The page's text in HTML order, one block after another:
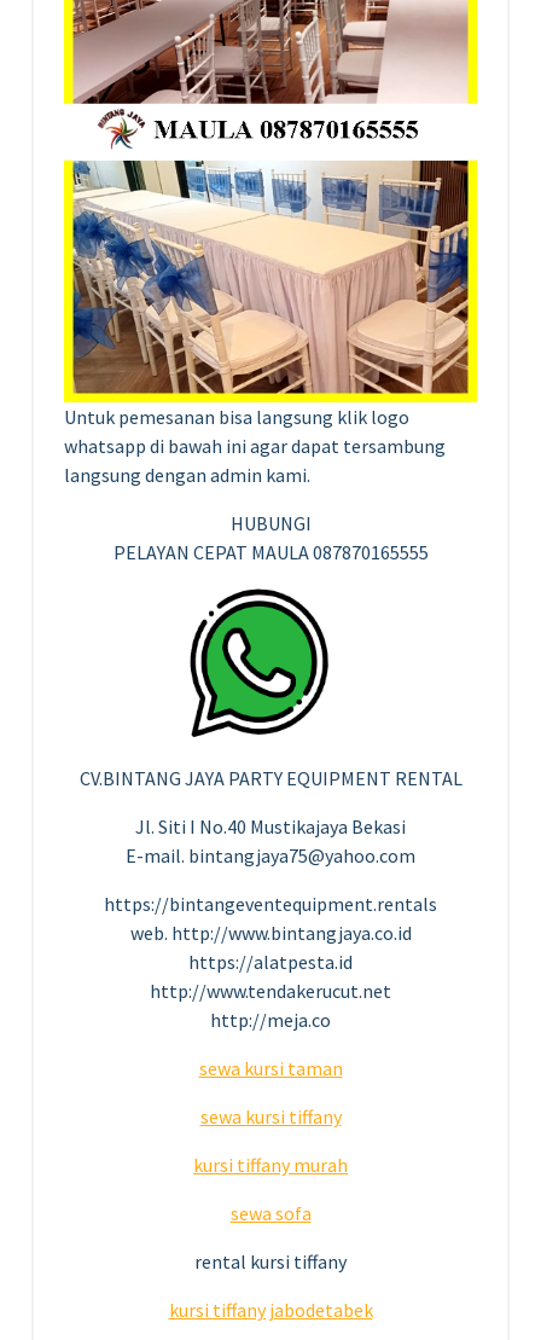
Untuk pemesanan bisa langsung klik logo
whatsapp di bawah ini agar dapat tersambung
langsung dengan admin kami.
HUBUNGI
PELAYAN CEPAT MAULA 087870165555
CV.BINTANG JAYA PARTY EQUIPMENT RENTAL
Jl. Siti I No.40 Mustikajaya Bekasi
E-mail. bintangjaya75@yahoo.com
https://bintangeventequipment.rentals
web. http://www.bintangjaya.co.id
https://alatpesta.id
http://www.tendakerucut.net
http://meja.co
sewa kursi taman
sewa kursi tiffany
kursi tiffany murah
sewa sofa
rental kursi tiffany
kursi tiffany jabodetabek